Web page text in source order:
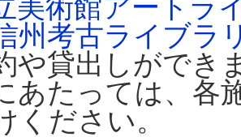
美術館アートラ
州考古ライブラ
や貸出しができ
あたっては、各
ください。